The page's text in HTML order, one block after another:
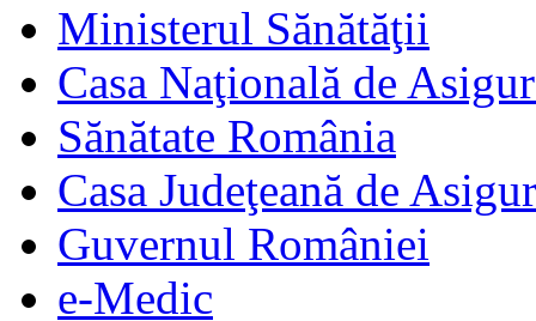
Ministerul Sănătăţii
Casa Naţională de
Sănătate România
Casa Judeţeană de
Guvernul României
e-Medic